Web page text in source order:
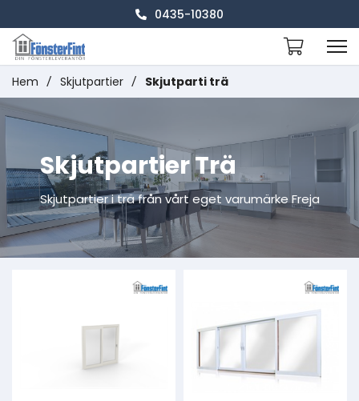
0435-10380
Hem / Skjutpartier / Skjutparti trä
Skjutpartier Trä
Skjutpartier i trä från vårt eget varumärke Freja